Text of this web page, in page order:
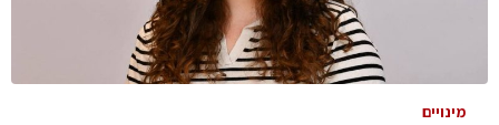
מינויים